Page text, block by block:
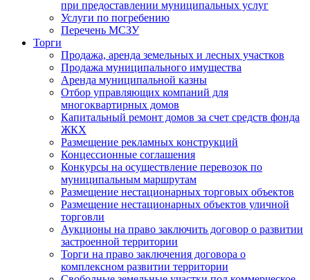
при предоставлении муниципальных услуг
Услуги по погребению
Перечень МСЗУ
Торги
Продажа, аренда земельных и лесных участков
Продажа муниципального имущества
Аренда муниципальной казны
Отбор управляющих компаний для
многоквартирных домов
Капитальный ремонт домов за счет средств фонда
ЖКХ
Размещение рекламных конструкций
Концессионные соглашения
Конкурсы на осуществление перевозок по
муниципальным маршрутам
Размещение нестационарных торговых объектов
Размещение нестационарных объектов уличной
торговли
Аукционы на право заключить договор о развитии
застроенной территории
Торги на право заключения договора о
комплексном развитии территории